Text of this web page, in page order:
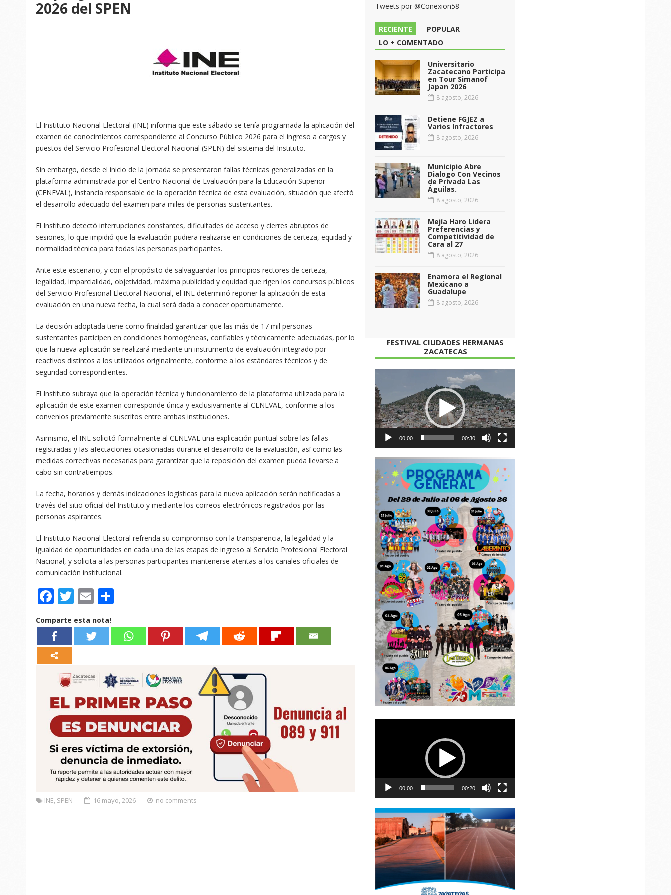
2026 del SPEN
El Instituto Nacional Electoral (INE) informa que este sábado se tenía programada la aplicación del
examen de conocimientos correspondiente al Concurso Público 2026 para el ingreso a cargos y
puestos del Servicio Profesional Electoral Nacional (SPEN) del sistema del Instituto.
Sin embargo, desde el inicio de la jornada se presentaron fallas técnicas generalizadas en la
plataforma administrada por el Centro Nacional de Evaluación para la Educación Superior
(CENEVAL), instancia responsable de la operación técnica de esta evaluación, situación que afectó
el desarrollo adecuado del examen para miles de personas sustentantes.
El Instituto detectó interrupciones constantes, dificultades de acceso y cierres abruptos de
sesiones, lo que impidió que la evaluación pudiera realizarse en condiciones de certeza, equidad y
normalidad técnica para todas las personas participantes.
Ante este escenario, y con el propósito de salvaguardar los principios rectores de certeza,
legalidad, imparcialidad, objetividad, máxima publicidad y equidad que rigen los concursos públicos
del Servicio Profesional Electoral Nacional, el INE determinó reponer la aplicación de esta
evaluación en una nueva fecha, la cual será dada a conocer oportunamente.
La decisión adoptada tiene como finalidad garantizar que las más de 17 mil personas
sustentantes participen en condiciones homogéneas, confiables y técnicamente adecuadas, por lo
que la nueva aplicación se realizará mediante un instrumento de evaluación integrado por
reactivos distintos a los utilizados originalmente, conforme a los estándares técnicos y de
seguridad correspondientes.
El Instituto subraya que la operación técnica y funcionamiento de la plataforma utilizada para la
aplicación de este examen corresponde única y exclusivamente al CENEVAL, conforme a los
convenios previamente suscritos entre ambas instituciones.
Asimismo, el INE solicitó formalmente al CENEVAL una explicación puntual sobre las fallas
registradas y las afectaciones ocasionadas durante el desarrollo de la evaluación, así como las
medidas correctivas necesarias para garantizar que la reposición del examen pueda llevarse a
cabo sin contratiempos.
La fecha, horarios y demás indicaciones logísticas para la nueva aplicación serán notificadas a
través del sitio oficial del Instituto y mediante los correos electrónicos registrados por las
personas aspirantes.
El Instituto Nacional Electoral refrenda su compromiso con la transparencia, la legalidad y la
igualdad de oportunidades en cada una de las etapas de ingreso al Servicio Profesional Electoral
Nacional, y solicita a las personas participantes mantenerse atentas a los canales oficiales de
comunicación institucional.
Facebook
Twitter
Email
Comparte esta nota!
INE, SPEN 16 mayo, 2026 no comments
Tweets por @Conexion58
RECIENTE
POPULAR
LO + COMENTADO
Universitario
Zacatecano Participa
en Tour Simanof
Japan 2026
8 agosto, 2026
Detiene FGJEZ a
Varios Infractores
8 agosto, 2026
Municipio Abre
Dialogo Con Vecinos
de Privada Las
Águilas.
8 agosto, 2026
Mejía Haro Lidera
Preferencias y
Competitividad de
Cara al 27
8 agosto, 2026
Enamora el Regional
Mexicano a
Guadalupe
8 agosto, 2026
FESTIVAL CIUDADES HERMANAS
ZACATECAS
de
vídeo
00:00 00:30
00:00 00:20